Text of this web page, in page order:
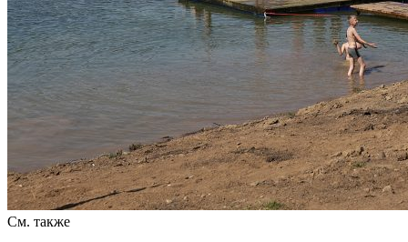
См. также